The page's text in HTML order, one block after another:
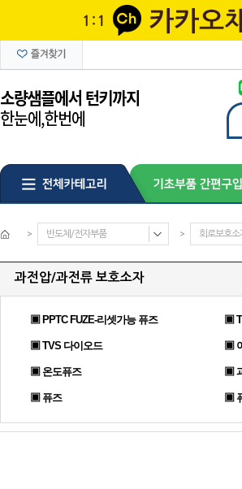
> 반도체/전자부품 > 회로보호소
과전압/과전류 보호소자
▣ PPTC FUZE-리셋가능 퓨즈 ▣
▣ TVS 다이오드 ▣
▣ 온도퓨즈 ▣
▣ 퓨즈 ▣